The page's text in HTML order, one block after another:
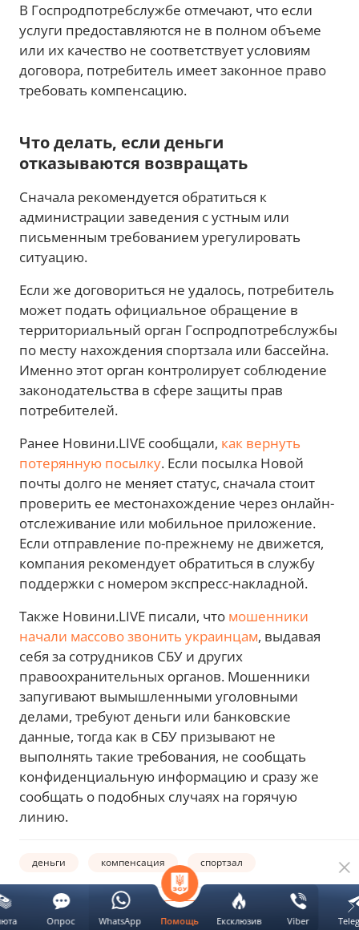
В Госпродпотребслужбе отмечают, что если
услуги предоставляются не в полном объеме
или их качество не соответствует условиям
договора, потребитель имеет законное право
требовать компенсацию.
Что делать, если деньги
отказываются возвращать
Сначала рекомендуется обратиться к
администрации заведения с устным или
письменным требованием урегулировать
ситуацию.
Если же договориться не удалось, потребитель
может подать официальное обращение в
территориальный орган Госпродпотребслужбы
по месту нахождения спортзала или бассейна.
Именно этот орган контролирует соблюдение
законодательства в сфере защиты прав
потребителей.
Ранее Новини.LIVE сообщали, как вернуть
потерянную посылку. Если посылка Новой
почты долго не меняет статус, сначала стоит
проверить ее местонахождение через онлайн-
отслеживание или мобильное приложение.
Если отправление по-прежнему не движется,
компания рекомендует обратиться в службу
поддержки с номером экспресс-накладной.
Также Новини.LIVE писали, что мошенники
начали массово звонить украинцам, выдавая
себя за сотрудников СБУ и других
правоохранительных органов. Мошенники
запугивают вымышленными уголовными
делами, требуют деньги или банковские
данные, тогда как в СБУ призывают не
выполнять такие требования, не сообщать
конфиденциальную информацию и сразу же
сообщать о подобных случаях на горячую
линию.
деньги компенсация спортзал
Автор: ВЫБЕРИ НОВИНИ.LIVE В
Помощь Ексклюзив Viber
Опрос WhatsApp